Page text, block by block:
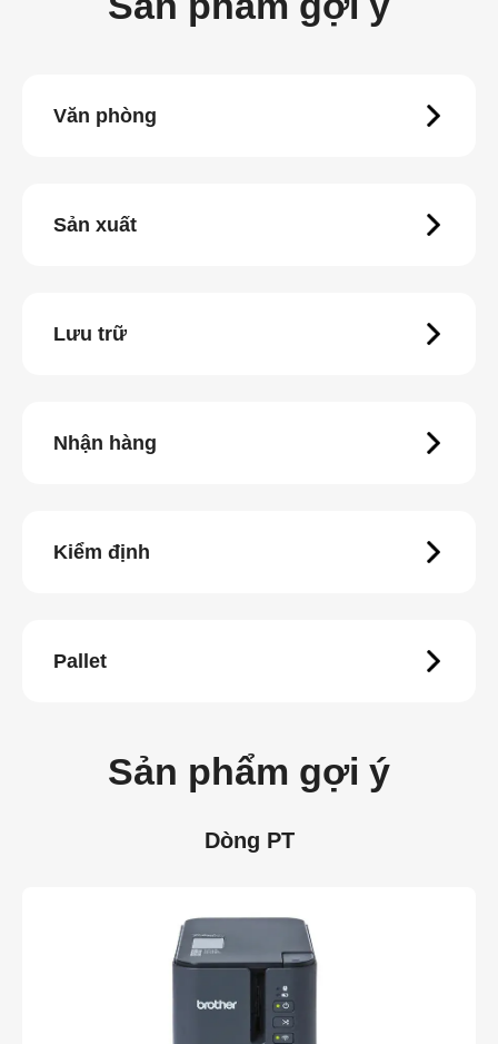
Văn phòng
Sản xuất
Lưu trữ
Nhận hàng
Kiểm định
Pallet
Sản phẩm gợi ý
Dòng PT